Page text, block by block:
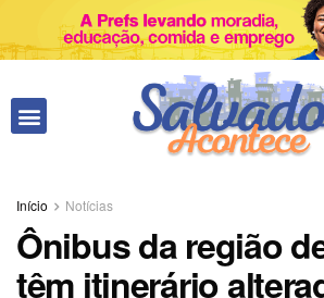
Início Notícias
Ônibus da região
têm itinerário